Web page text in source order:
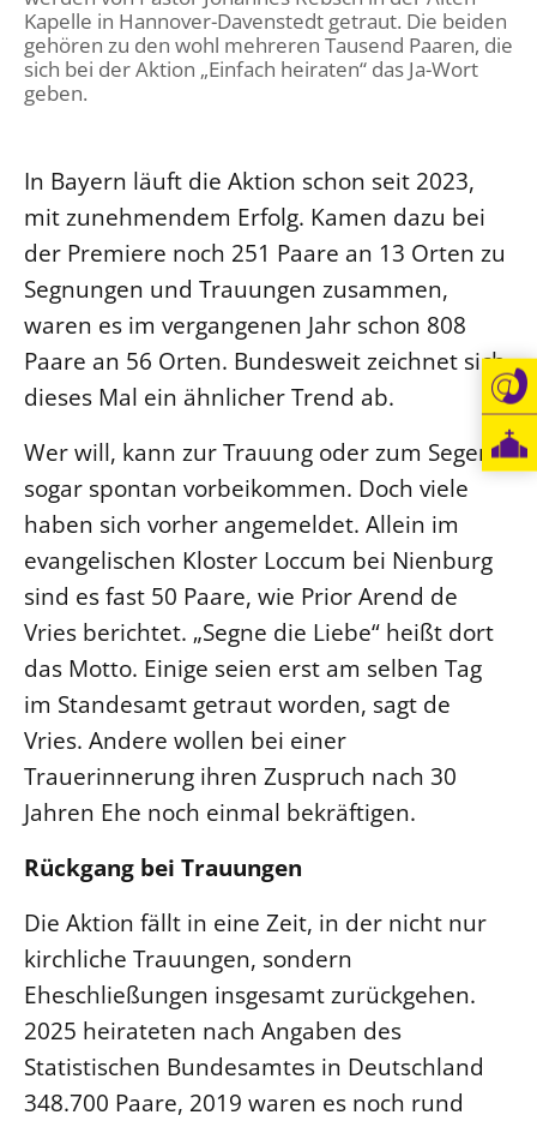
Kapelle in Hannover-Davenstedt getraut. Die beiden
gehören zu den wohl mehreren Tausend Paaren, die
sich bei der Aktion „Einfach heiraten“ das Ja-Wort
geben.
In Bayern läuft die Aktion schon seit 2023,
mit zunehmendem Erfolg. Kamen dazu bei
der Premiere noch 251 Paare an 13 Orten zu
Segnungen und Trauungen zusammen,
waren es im vergangenen Jahr schon 808
Paare an 56 Orten. Bundesweit zeichnet sich
dieses Mal ein ähnlicher Trend ab.
Wer will, kann zur Trauung oder zum Segen
sogar spontan vorbeikommen. Doch viele
haben sich vorher angemeldet. Allein im
evangelischen Kloster Loccum bei Nienburg
sind es fast 50 Paare, wie Prior Arend de
Vries berichtet. „Segne die Liebe“ heißt dort
das Motto. Einige seien erst am selben Tag
im Standesamt getraut worden, sagt de
Vries. Andere wollen bei einer
Trauerinnerung ihren Zuspruch nach 30
Jahren Ehe noch einmal bekräftigen.
Rückgang bei Trauungen
Die Aktion fällt in eine Zeit, in der nicht nur
kirchliche Trauungen, sondern
Eheschließungen insgesamt zurückgehen.
2025 heirateten nach Angaben des
Statistischen Bundesamtes in Deutschland
348.700 Paare, 2019 waren es noch rund